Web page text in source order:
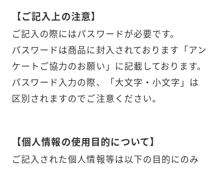
【ご記入上の注意】
ご記入の際にはパスワードが必要です。
パスワードは商品に封入されております「アン
ケートご協力のお願い」に記載しております。
パスワード入力の際、「大文字・小文字」は
区別されますのでご注意ください。
【個人情報の使用目的について】
ご記入された個人情報等は以下の目的にのみ